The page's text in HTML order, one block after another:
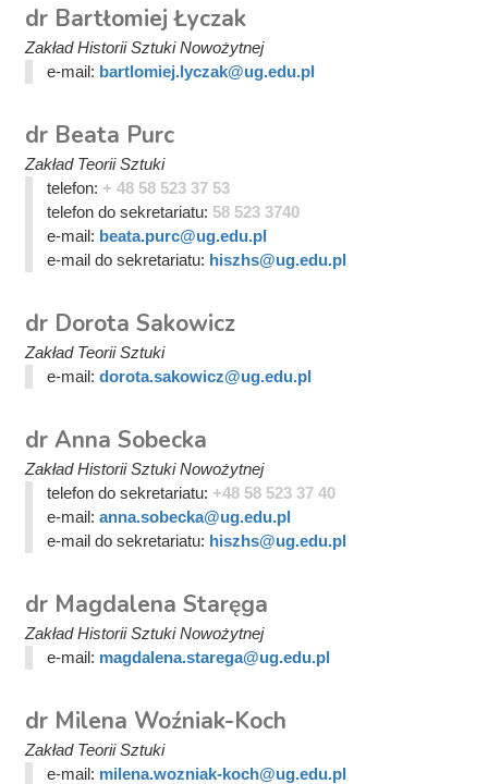
dr Bartłomiej Łyczak
Zakład Historii Sztuki Nowożytnej
e-mail: bartlomiej.lyczak@ug.edu.pl
dr Beata Purc
Zakład Teorii Sztuki
telefon: + 48 58 523 37 53
telefon do sekretariatu: 58 523 3740
e-mail: beata.purc@ug.edu.pl
e-mail do sekretariatu: hiszhs@ug.edu.pl
dr Dorota Sakowicz
Zakład Teorii Sztuki
e-mail: dorota.sakowicz@ug.edu.pl
dr Anna Sobecka
Zakład Historii Sztuki Nowożytnej
telefon do sekretariatu: +48 58 523 37 40
e-mail: anna.sobecka@ug.edu.pl
e-mail do sekretariatu: hiszhs@ug.edu.pl
dr Magdalena Staręga
Zakład Historii Sztuki Nowożytnej
e-mail: magdalena.starega@ug.edu.pl
dr Milena Woźniak-Koch
Zakład Teorii Sztuki
e-mail: milena.wozniak-koch@ug.edu.pl